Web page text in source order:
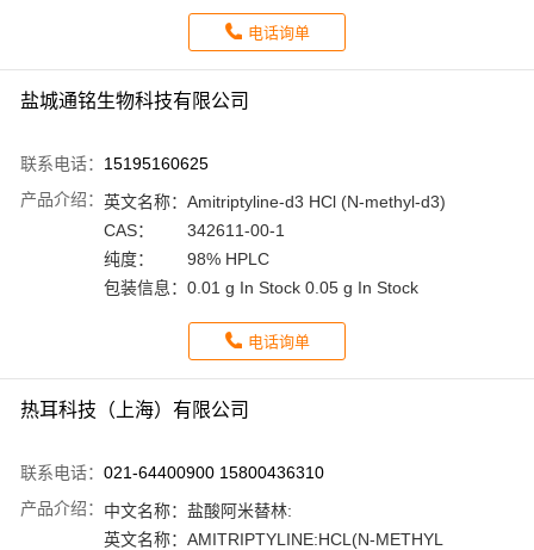
电话询单
盐城通铭生物科技有限公司
联系电话： 15195160625
产品介绍： 英文名称： Amitriptyline-d3 HCl (N-methyl-d3)
CAS：
342611-00-1
纯度：
98% HPLC
包装信息： 0.01 g In Stock 0.05 g In Stock
电话询单
热耳科技（上海）有限公司
联系电话： 021-64400900 15800436310
产品介绍： 中文名称： 盐酸阿米替林:
英文名称： AMITRIPTYLINE:HCL(N-METHYL